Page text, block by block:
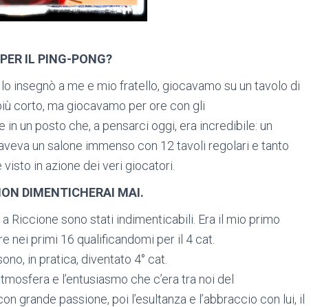
IL PING-PONG?
insegnò a me e mio fratello, giocavamo su un tavolo di
corto, ma giocavamo per ore con gli
un posto che, a pensarci oggi, era incredibile: un
un salone immenso con 12 tavoli regolari e tanto
in azione dei veri giocatori.
DIMENTICHERAI MAI.
Riccione sono stati indimenticabili. Era il mio primo
nei primi 16 qualificandomi per il 4 cat.
in pratica, diventato 4° cat.
e l’entusiasmo che c’era tra noi del
grande passione, poi l’esultanza e l’abbraccio con lui, il